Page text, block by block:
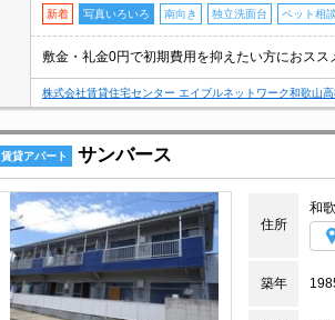
新着 写真いろいろ 南向き 独立洗面台 ペット相
敷金・礼金0円で初期費用を抑えたい方におスス
株式会社賃貸住宅センター エイブルネットワーク和歌山
賃貸アパート サンバース
住所
和
築年